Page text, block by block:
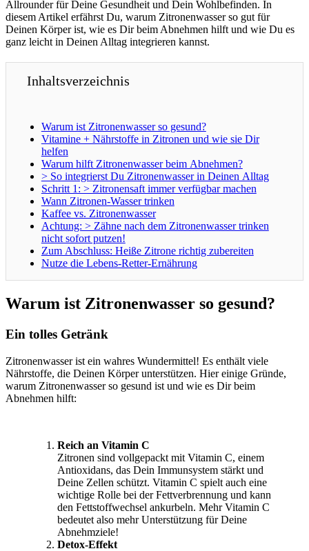
Allrounder für Deine Gesundheit und Dein Wohlbefinden. In
diesem Artikel erfährst Du, warum Zitronenwasser so gut für
Deinen Körper ist, wie es Dir beim Abnehmen hilft und wie Du es
ganz leicht in Deinen Alltag integrieren kannst.
Inhaltsverzeichnis
Warum ist Zitronenwasser so gesund?
Vitamine + Nährstoffe in Zitronen und wie sie Dir
helfen
Warum hilft Zitronenwasser beim Abnehmen?
> So integrierst Du Zitronenwasser in Deinen Alltag
Schritt 1: > Zitronensaft immer verfügbar machen
Wann Zitronen-Wasser trinken
Kaffee vs. Zitronenwasser
Achtung: > Zähne nach dem Zitronenwasser trinken
nicht sofort putzen!
Zum Abschluss: Heiße Zitrone richtig zubereiten
Nutze die Lebens-Retter-Ernährung
Warum ist Zitronenwasser so gesund?
Ein tolles Getränk
Zitronenwasser ist ein wahres Wundermittel! Es enthält viele
Nährstoffe, die Deinen Körper unterstützen. Hier einige Gründe,
warum Zitronenwasser so gesund ist und wie es Dir beim
Abnehmen hilft:
Reich an Vitamin C
Zitronen sind vollgepackt mit Vitamin C, einem
Antioxidans, das Dein Immunsystem stärkt und
Deine Zellen schützt. Vitamin C spielt auch eine
wichtige Rolle bei der Fettverbrennung und kann
den Fettstoffwechsel ankurbeln. Mehr Vitamin C
bedeutet also mehr Unterstützung für Deine
Abnehmziele!
Detox-Effekt